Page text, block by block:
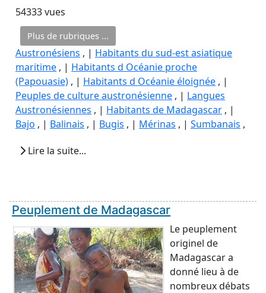
54333 vues
Plus de rubriques ...
Austronésiens , | Habitants du sud-est asiatique
maritime , | Habitants d Océanie proche
(Papouasie) , | Habitants d Océanie éloignée , |
Peuples de culture austronésienne , | Langues
Austronésiennes , | Habitants de Madagascar , |
Bajo , | Balinais , | Bugis , | Mérinas , | Sumbanais ,
Lire la suite...
Peuplement de Madagascar
Le peuplement
originel de
Madagascar a
donné lieu à de
nombreux débats